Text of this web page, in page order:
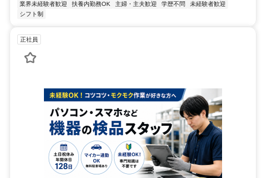
業界未経験者歓迎 扶養内勤務OK 主婦・主夫歓迎 学歴不問
未経験者歓迎
シフト制
正社員